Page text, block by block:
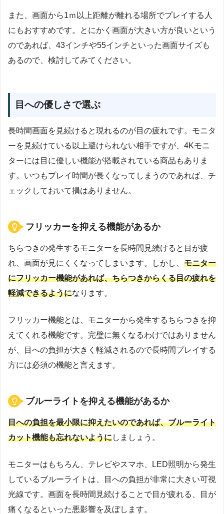
また、画面から1ｍ以上距離が離れる場所でプレイする人
にもおすすめです。とにかく画面が大きい方が良いという
のであれば、43インチや55インチといった画面サイズも
あるので、検討してみてください。
目への優しさで選ぶ
長時間画面を見続けると現れるのが目の疲れです。モニタ
ーを見続けている以上避けられない相手ですが、4Kモニ
ターには目に優しい機能が搭載されている商品もありま
す。いつもプレイ時間が長くなってしまうのであれば、チ
ェックしておいて損はありません。
フリッカーを抑える機能があるか
ちらつきの発生するモニターを長時間見続けると目が疲
れ、画面が見にくくなってしまいます。しかし、 モニター
にフリッカー機能があれば、ちらつきからくる目の疲れを
軽減できるようになります。
フリッカー機能とは、モニターから発生するちらつきを抑
えてくれる機能です。完璧に無くなるわけではありません
が、目への負担が大きく軽減されるので長時間プレイする
方には必須の機能と言えます。
ブルーライトを抑える機能があるか
目への負担を最小限に抑えたいのであれば、ブルーライト
カット機能も忘れないようにしましょう。
モニターはもちろん、テレビやスマホ、LED照明から発生
しているブルーライトは、目への負担が非常に大きい可視
光線です。画面を長時間見続けることで目が疲れる、目が
痛くなるといった悪影響を及ぼします。